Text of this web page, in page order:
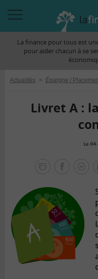
àLa finance pour tous est
pour aider chacun à se
Actualités > Épargne /
Livret A :
Le 04